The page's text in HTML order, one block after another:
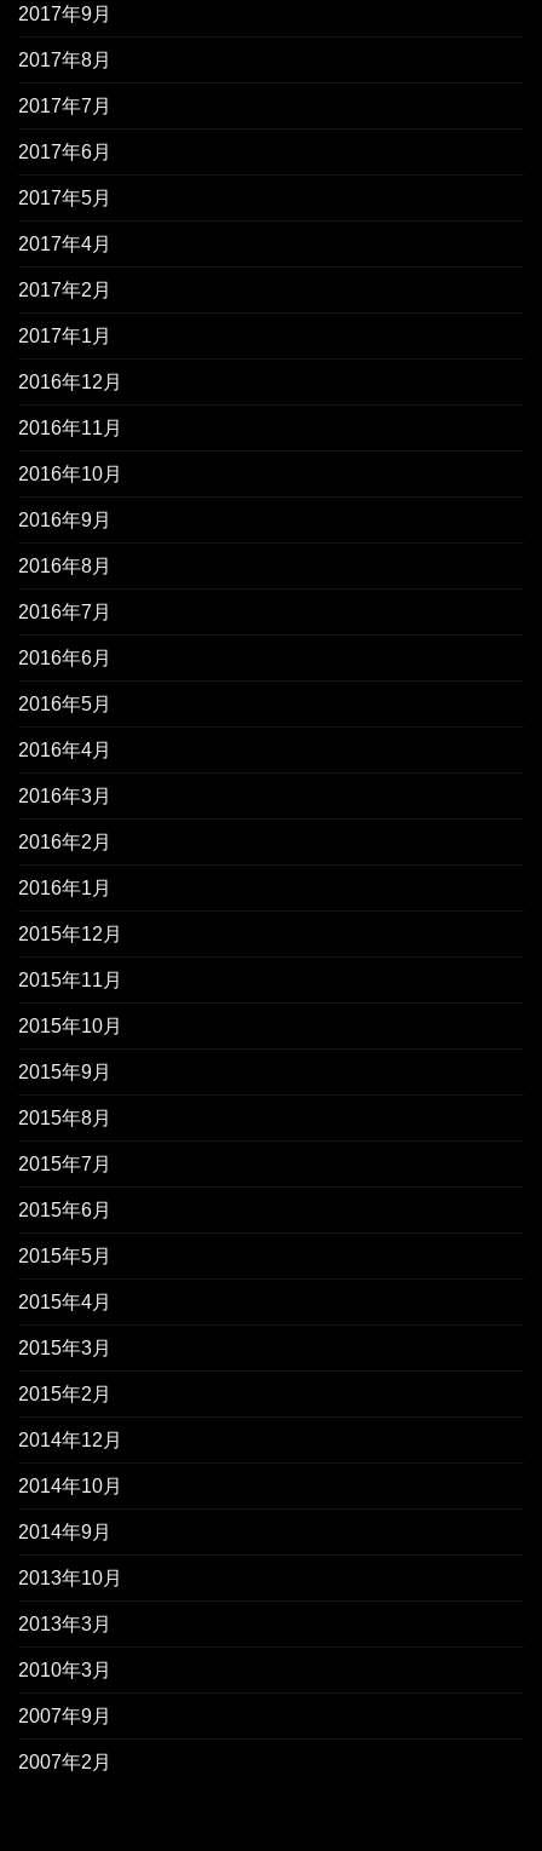
2017年9月
2017年8月
2017年7月
2017年6月
2017年5月
2017年4月
2017年2月
2017年1月
2016年12月
2016年11月
2016年10月
2016年9月
2016年8月
2016年7月
2016年6月
2016年5月
2016年4月
2016年3月
2016年2月
2016年1月
2015年12月
2015年11月
2015年10月
2015年9月
2015年8月
2015年7月
2015年6月
2015年5月
2015年4月
2015年3月
2015年2月
2014年12月
2014年10月
2014年9月
2013年10月
2013年3月
2010年3月
2007年9月
2007年2月